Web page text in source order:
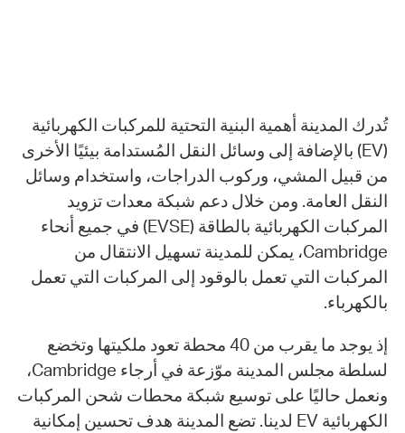
تُدرك المدينة أهمية البنية التحتية للمركبات الكهربائية
(EV) بالإضافة إلى وسائل النقل المُستدامة بيئيًا الأخرى
من قبيل المشي، وركوب الدراجات، واستخدام وسائل
النقل العامة. ومن خلال دعم شبكة معدات تزويد
المركبات الكهربائية بالطاقة (EVSE) في جميع أنحاء
Cambridge، يمكن للمدينة تسهيل الانتقال من
المركبات التي تعمل بالوقود إلى المركبات التي تعمل
بالكهرباء.
إذ يوجد ما يقرب من 40 محطة تعود ملكيتها وتخضع
لسلطة مجلس المدينة موّزعة في أرجاء Cambridge،
ونعمل حاليًا على توسيع شبكة محطات شحن المركبات
الكهربائية EV لدينا. تضع المدينة هدف تحسين إمكانية